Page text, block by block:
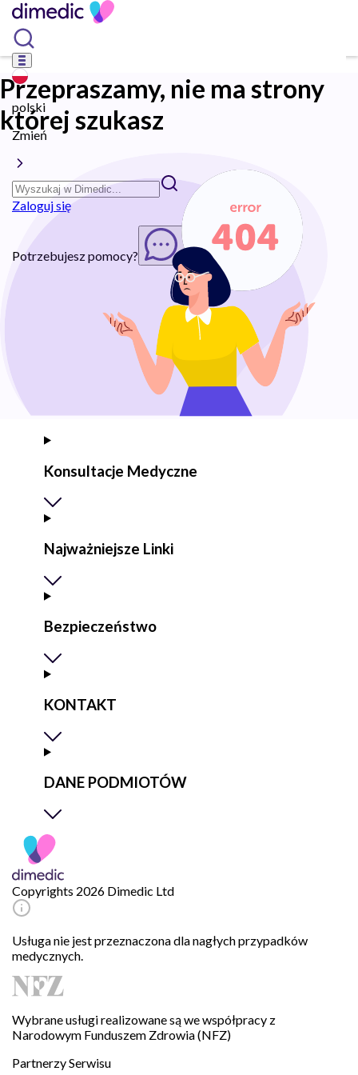
polski
Zmień
Zaloguj się
Potrzebujesz pomocy? Rozpocznij chat
Przepraszamy, nie ma strony
której szukasz
Konsultacje Medyczne
Najważniejsze Linki
Bezpieczeństwo
KONTAKT
DANE PODMIOTÓW
Copyrights 2026 Dimedic Ltd
Usługa nie jest przeznaczona dla nagłych przypadków
medycznych.
Wybrane usługi realizowane są we współpracy z
Narodowym Funduszem Zdrowia (NFZ)
Partnerzy Serwisu